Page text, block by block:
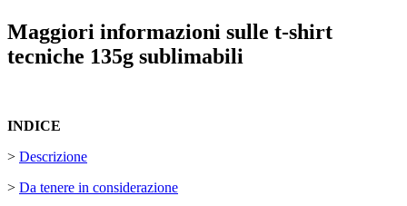
Maggiori informazioni sulle t-shirt
tecniche 135g sublimabili
INDICE
> Descrizione
> Da tenere in considerazione